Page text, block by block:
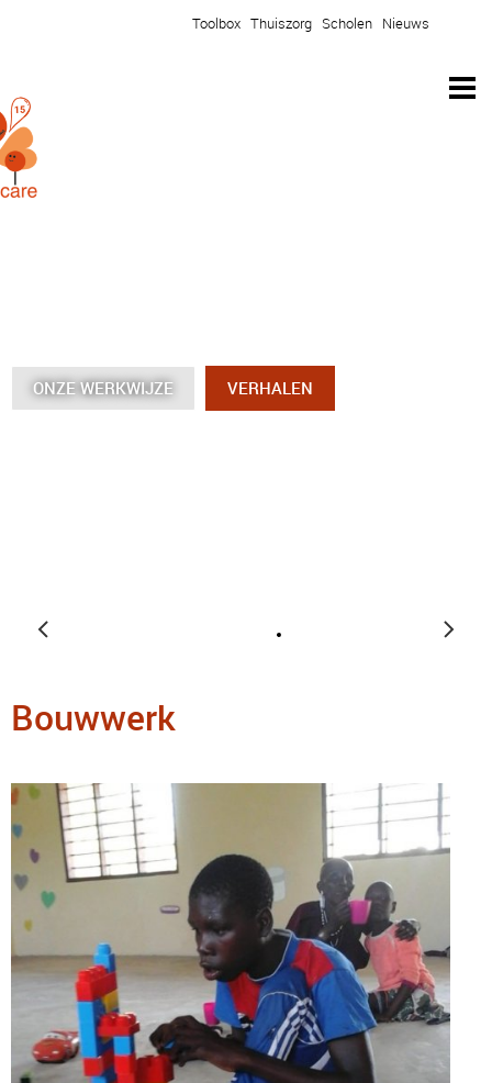
Toolbox Thuiszorg Scholen Nieuws
ONZE WERKWIJZE VERHALEN
ONZE WERKWIJZE VERHALEN
ONZE WERKWIJZE VERHALEN
ONZE WERKWIJZE VERHALEN
Bouwwerk